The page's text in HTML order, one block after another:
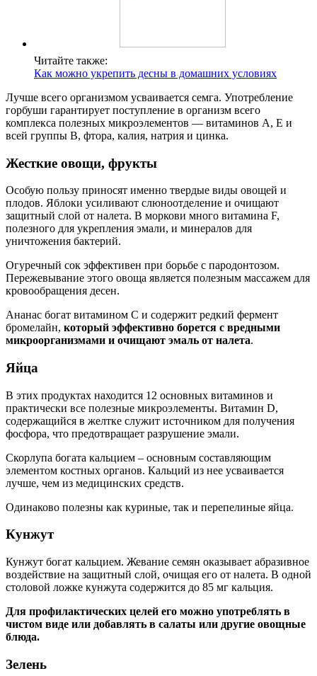
Читайте также:
Как можно укрепить десны в домашних условиях
Лучше всего организмом усваивается семга. Употребление
горбуши гарантирует поступление в организм всего
комплекса полезных микроэлементов — витаминов A, Е и
всей группы B, фтора, калия, натрия и цинка.
Жесткие овощи, фрукты
Особую пользу приносят именно твердые виды овощей и
плодов. Яблоки усиливают слюноотделение и очищают
защитный слой от налета. В моркови много витамина F,
полезного для укрепления эмали, и минералов для
уничтожения бактерий.
Огуречный сок эффективен при борьбе с пародонтозом.
Пережевывание этого овоща является полезным массажем для
кровообращения десен.
Ананас богат витамином C и содержит редкий фермент
бромелайн, который эффективно борется с вредными
микроорганизмами и очищают эмаль от налета.
Яйца
В этих продуктах находится 12 основных витаминов и
практически все полезные микроэлементы. Витамин D,
содержащийся в желтке служит источником для получения
фосфора, что предотвращает разрушение эмали.
Скорлупа богата кальцием – основным составляющим
элементом костных органов. Кальций из нее усваивается
лучше, чем из медицинских средств.
Одинаково полезны как куриные, так и перепелиные яйца.
Кунжут
Кунжут богат кальцием. Жевание семян оказывает абразивное
воздействие на защитный слой, очищая его от налета. В одной
столовой ложке кунжута содержится до 85 мг кальция.
Для профилактических целей его можно употреблять в
чистом виде или добавлять в салаты или другие овощные
блюда.
Зелень